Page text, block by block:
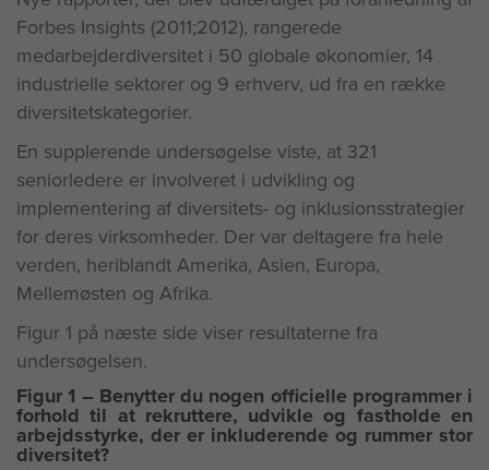
Forbes Insights (2011;2012), rangerede
medarbejderdiversitet i 50 globale økonomier, 14
industrielle sektorer og 9 erhverv, ud fra en række
diversitetskategorier.
En supplerende undersøgelse viste, at 321
seniorledere er involveret i udvikling og
implementering af diversitets- og inklusionsstrategier
for deres virksomheder. Der var deltagere fra hele
verden, heriblandt Amerika, Asien, Europa,
Mellemøsten og Afrika.
Figur 1 på næste side viser resultaterne fra
undersøgelsen.
Figur 1 – Benytter du nogen officielle programmer i
forhold til at rekruttere, udvikle og fastholde en
arbejdsstyrke, der er inkluderende og rummer stor
diversitet?